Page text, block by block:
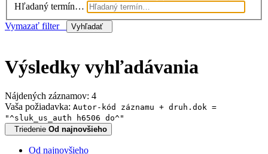
Hľadaný termín…
Vymazať filter
Vyhľadať
Výsledky vyhľadávania
Nájdených záznamov: 4
Vaša požiadavka: Autor-kód záznamu + druh.dok =
"^sluk_us_auth h6506 do^"
Triedenie Od najnovšieho
Od najnovšieho